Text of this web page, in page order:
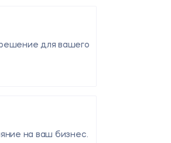
на ваш бизнес.
для вашего